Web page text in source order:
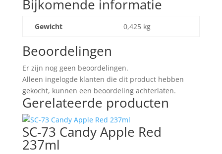
Bijkomende informatie
Gewicht 0,425 kg
Beoordelingen
Er zijn nog geen beoordelingen.
Alleen ingelogde klanten die dit product hebben
gekocht, kunnen een beoordeling achterlaten.
Gerelateerde producten
SC-73 Candy Apple Red
237ml